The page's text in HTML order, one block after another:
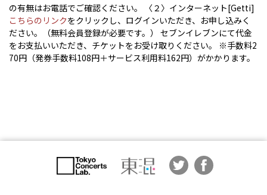
の有無はお電話でご確認ください。 〈２〉インターネット[Getti]
こちらのリンクをクリックし、ログインいただき、お申し込みく
ださい。（無料会員登録が必要です。） セブンイレブンにて代金
をお支払いいただき、チケットをお受け取りください。 ※手数料2
70円（発券手数料108円＋サービス利用料162円）がかかります。